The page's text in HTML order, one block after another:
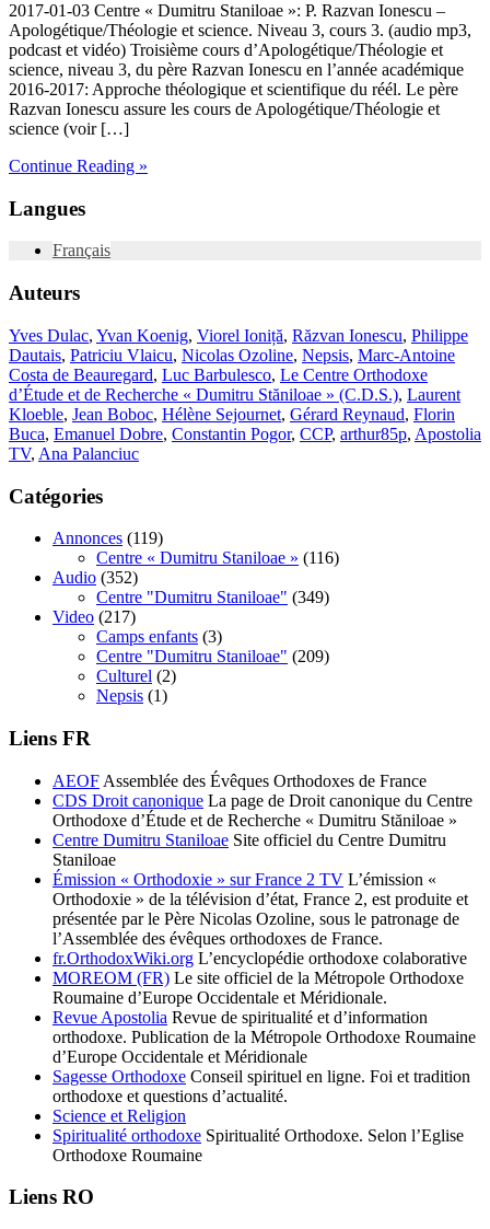
2017-01-03 Centre « Dumitru Staniloae »: P. Razvan Ionescu –
Apologétique/Théologie et science. Niveau 3, cours 3. (audio mp3,
podcast et vidéo) Troisième cours d’Apologétique/Théologie et
science, niveau 3, du père Razvan Ionescu en l’année académique
2016-2017: Approche théologique et scientifique du réél. Le père
Razvan Ionescu assure les cours de Apologétique/Théologie et
science (voir […]
Continue Reading »
Langues
Français
Auteurs
Yves Dulac, Yvan Koenig, Viorel Ioniță, Răzvan Ionescu, Philippe
Dautais, Patriciu Vlaicu, Nicolas Ozoline, Nepsis, Marc-Antoine
Costa de Beauregard, Luc Barbulesco, Le Centre Orthodoxe
d’Étude et de Recherche « Dumitru Stăniloae » (C.D.S.), Laurent
Kloeble, Jean Boboc, Hélène Sejournet, Gérard Reynaud, Florin
Buca, Emanuel Dobre, Constantin Pogor, CCP, arthur85p, Apostolia
TV, Ana Palanciuc
Catégories
Annonces (119)
Centre « Dumitru Staniloae » (116)
Audio (352)
Centre "Dumitru Staniloae" (349)
Video (217)
Camps enfants (3)
Centre "Dumitru Staniloae" (209)
Culturel (2)
Nepsis (1)
Liens FR
AEOF Assemblée des Évêques Orthodoxes de France
CDS Droit canonique La page de Droit canonique du Centre
Orthodoxe d’Étude et de Recherche « Dumitru Stăniloae »
Centre Dumitru Staniloae Site officiel du Centre Dumitru
Staniloae
Émission « Orthodoxie » sur France 2 TV L’émission «
Orthodoxie » de la télévision d’état, France 2, est produite et
présentée par le Père Nicolas Ozoline, sous le patronage de
l’Assemblée des évêques orthodoxes de France.
fr.OrthodoxWiki.org L’encyclopédie orthodoxe colaborative
MOREOM (FR) Le site officiel de la Métropole Orthodoxe
Roumaine d’Europe Occidentale et Méridionale.
Revue Apostolia Revue de spiritualité et d’information
orthodoxe. Publication de la Métropole Orthodoxe Roumaine
d’Europe Occidentale et Méridionale
Sagesse Orthodoxe Conseil spirituel en ligne. Foi et tradition
orthodoxe et questions d’actualité.
Science et Religion
Spiritualité orthodoxe Spiritualité Orthodoxe. Selon l’Eglise
Orthodoxe Roumaine
Liens RO